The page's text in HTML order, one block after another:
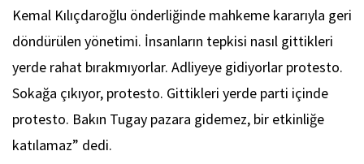
Kemal Kılıçdaroğlu önderliğinde mahkeme kararıyla geri
döndürülen yönetimi. İnsanların tepkisi nasıl gittikleri
yerde rahat bırakmıyorlar. Adliyeye gidiyorlar protesto.
Sokağa çıkıyor, protesto. Gittikleri yerde parti içinde
protesto. Bakın Tugay pazara gidemez, bir etkinliğe
katılamaz” dedi.